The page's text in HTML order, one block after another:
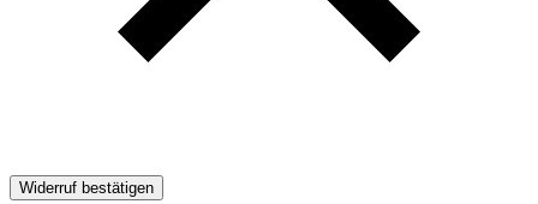
Widerruf bestätigen